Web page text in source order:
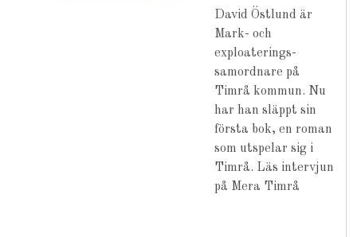
David Östlund är
Mark- och
exploaterings­
samordnare på
Timrå kommun. Nu
har han släppt sin
första bok, en roman
som utspelar sig i
Timrå. Läs intervjun
på Mera Timrå